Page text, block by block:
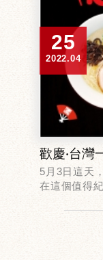
25
2022.04
歡慶‧台灣
5月3日這天
在這個值得
希望與每一